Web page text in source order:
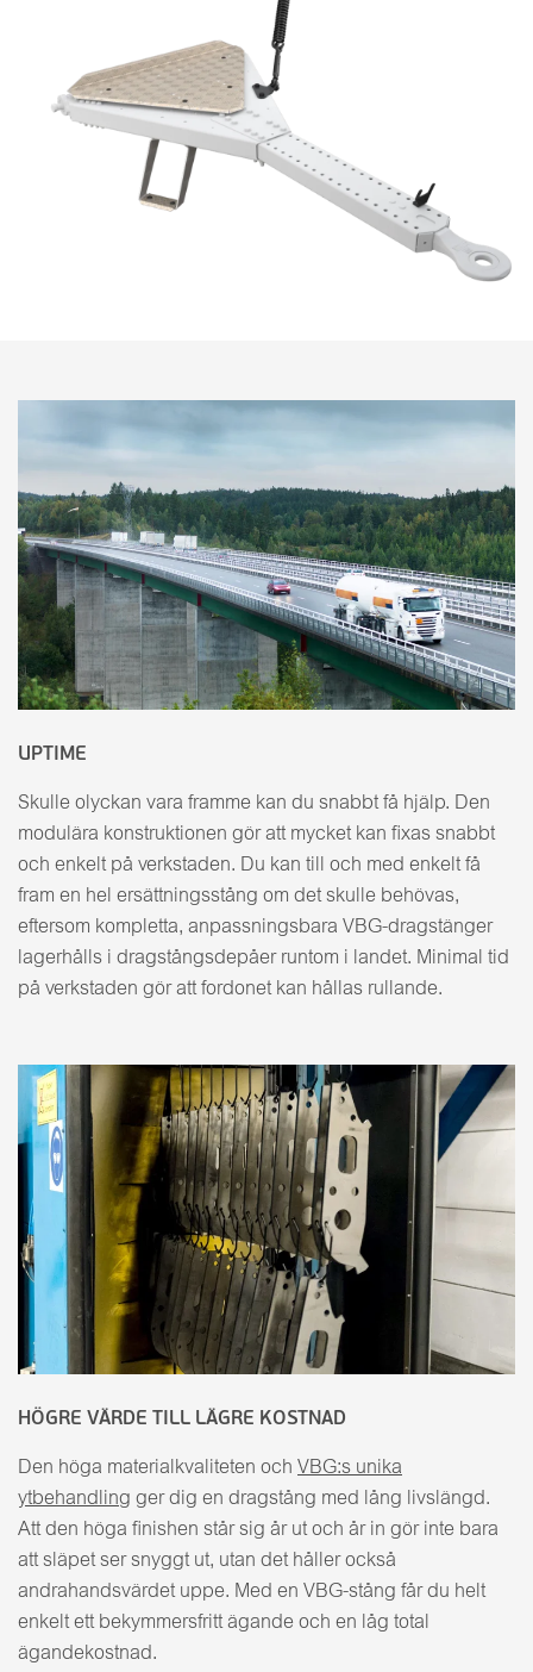
UPTIME
Skulle olyckan vara framme kan du snabbt få hjälp. Den
modulära konstruktionen gör att mycket kan fixas snabbt
och enkelt på verkstaden. Du kan till och med enkelt få
fram en hel ersättningsstång om det skulle behövas,
eftersom kompletta, anpassningsbara VBG-dragstänger
lagerhålls i dragstångsdepåer runtom i landet. Minimal tid
på verkstaden gör att fordonet kan hållas rullande.
HÖGRE VÄRDE TILL LÄGRE KOSTNAD
Den höga materialkvaliteten och VBG:s unika
ytbehandling ger dig en dragstång med lång livslängd.
Att den höga finishen står sig år ut och år in gör inte bara
att släpet ser snyggt ut, utan det håller också
andrahandsvärdet uppe. Med en VBG-stång får du helt
enkelt ett bekymmersfritt ägande och en låg total
ägandekostnad.